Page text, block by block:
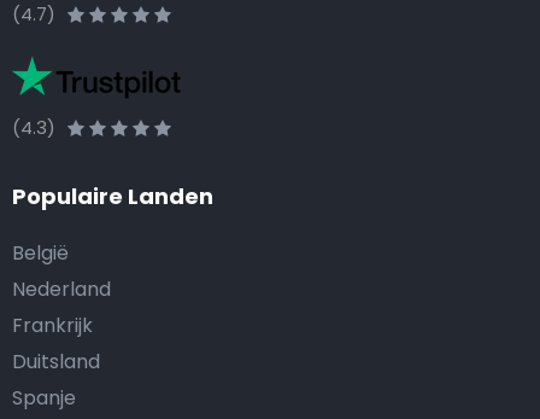
(4.7)
(4.3)
Populaire Landen
België
Nederland
Frankrijk
Duitsland
Spanje